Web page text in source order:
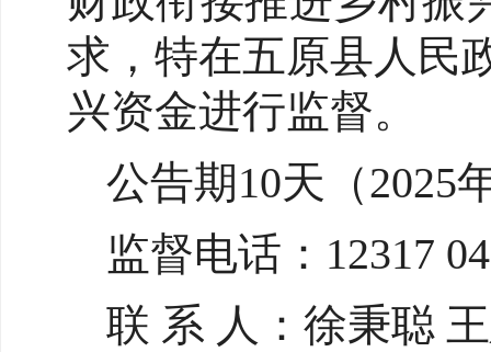
求，特在五原县人民
兴资金进行监督。
公告期10天（2025
监督电话：12317
联 系 人：徐秉聪